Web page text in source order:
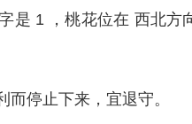
是 1 ，桃花位在 西北方
停止下来，宜退守。